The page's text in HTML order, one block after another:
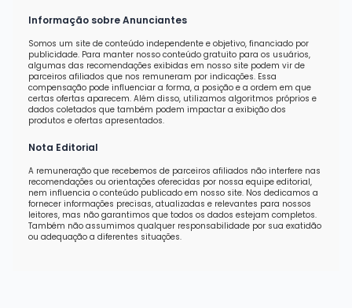
Informação sobre Anunciantes
Somos um site de conteúdo independente e objetivo, financiado por
publicidade. Para manter nosso conteúdo gratuito para os usuários,
algumas das recomendações exibidas em nosso site podem vir de
parceiros afiliados que nos remuneram por indicações. Essa
compensação pode influenciar a forma, a posição e a ordem em que
certas ofertas aparecem. Além disso, utilizamos algoritmos próprios e
dados coletados que também podem impactar a exibição dos
produtos e ofertas apresentados.
Nota Editorial
A remuneração que recebemos de parceiros afiliados não interfere nas
recomendações ou orientações oferecidas por nossa equipe editorial,
nem influencia o conteúdo publicado em nosso site. Nos dedicamos a
fornecer informações precisas, atualizadas e relevantes para nossos
leitores, mas não garantimos que todos os dados estejam completos.
Também não assumimos qualquer responsabilidade por sua exatidão
ou adequação a diferentes situações.